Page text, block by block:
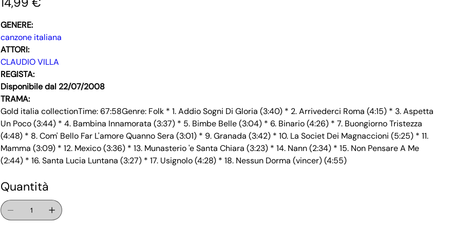
GENERE:
canzone italiana
ATTORI:
CLAUDIO VILLA
REGISTA:
Disponibile dal 22/07/2008
TRAMA:
Gold italia collectionTime: 67:58Genre: Folk * 1. Addio Sogni Di Gloria (3:40) * 2. Arrivederci Roma (4:15) * 3. Aspetta
Un Poco (3:44) * 4. Bambina Innamorata (3:37) * 5. Bimbe Belle (3:04) * 6. Binario (4:26) * 7. Buongiorno Tristezza
(4:48) * 8. Com' Bello Far L'amore Quanno Sera (3:01) * 9. Granada (3:42) * 10. La Societ Dei Magnaccioni (5:25) * 11.
Mamma (3:09) * 12. Mexico (3:36) * 13. Munasterio 'e Santa Chiara (3:23) * 14. Nann (2:34) * 15. Non Pensare A Me
(2:44) * 16. Santa Lucia Luntana (3:27) * 17. Usignolo (4:28) * 18. Nessun Dorma (vincer) (4:55)
Quantità